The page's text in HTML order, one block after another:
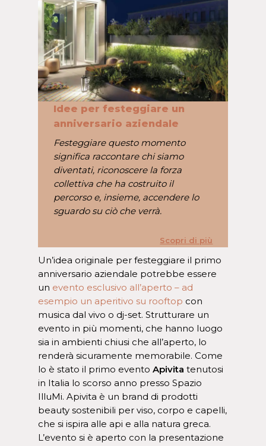
Idee per festeggiare un
anniversario aziendale
Festeggiare questo momento
significa raccontare chi siamo
diventati, riconoscere la forza
collettiva che ha costruito il
percorso e, insieme, accendere lo
sguardo su ciò che verrà.
Scopri di più
Un’idea originale per festeggiare il primo
anniversario aziendale potrebbe essere
un evento esclusivo all’aperto – ad
esempio un aperitivo su rooftop con
musica dal vivo o dj-set. Strutturare un
evento in più momenti, che hanno luogo
sia in ambienti chiusi che all’aperto, lo
renderà sicuramente memorabile. Come
lo è stato il primo evento Apivita tenutosi
in Italia lo scorso anno presso Spazio
IlluMi. Apivita è un brand di prodotti
beauty sostenibili per viso, corpo e capelli,
che si ispira alle api e alla natura greca.
L’evento si è aperto con la presentazione